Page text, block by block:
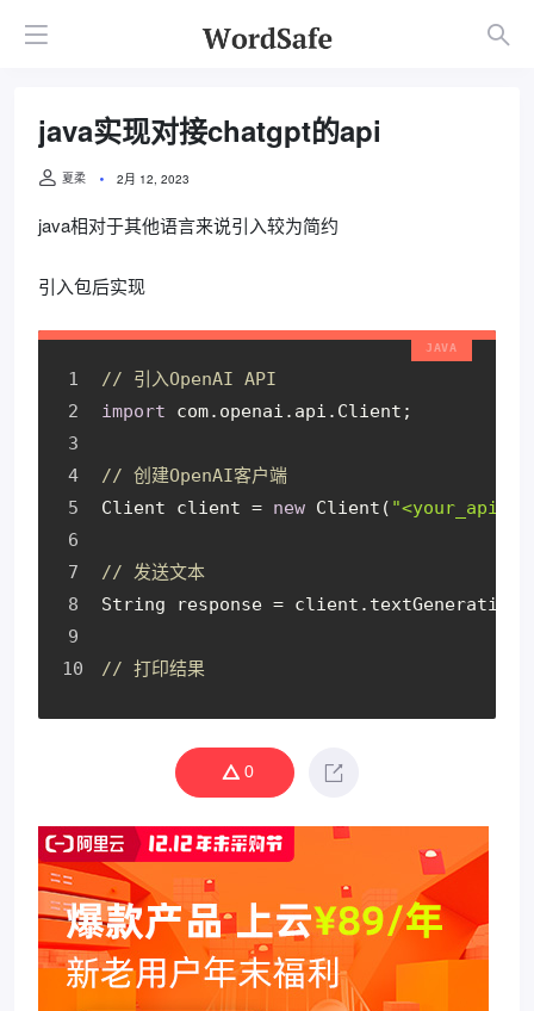
java实现对接chatgpt的api
夏柔 2月 12, 2023
java相对于其他语言来说引入较为简约
引入包后实现
// 引入OpenAI API
import
com. openai . api . Client ;
// 创建OpenAI客户端
Client client = new Client (
// 发送文本
String response = client . textGeneration
// 打印结果
0